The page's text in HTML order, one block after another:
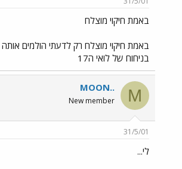
באמת חיקוי מוצלח
באמת חיקוי מוצלח רק לדעתי הולמים אותה
בניחוח של לואי ה17
M
MOON..
New member
31/5/01
לי...